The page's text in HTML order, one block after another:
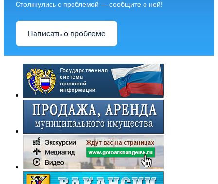
Столкнулись с проблемой — сообщите о ней!
Написать о проблеме